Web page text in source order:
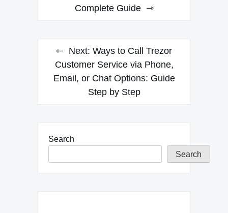
Complete Guide
Next: Ways to Call Trezor
Customer Service via Phone,
Email, or Chat Options: Guide
Step by Step
Search
Search